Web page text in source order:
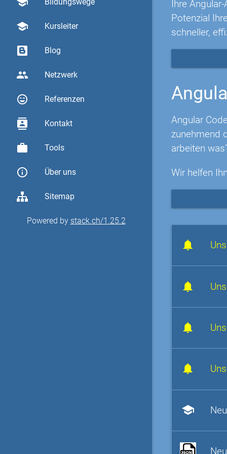
school Kursleiter
Blog
group Netzwerk
sentiment_very_satisfied Referenzen
contacts Kontakt
work Tools
info_outline Über uns
Sitemap
Powered by stack.ch/1.25.2
Ihre
Potenzial
schneller,
Angular
zunehmend
arbeiten
Wir helfen
school